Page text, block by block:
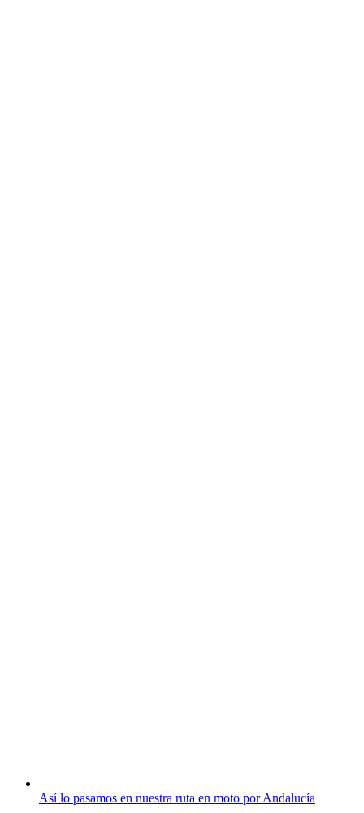
Así lo pasamos en nuestra ruta en moto por Andalucía